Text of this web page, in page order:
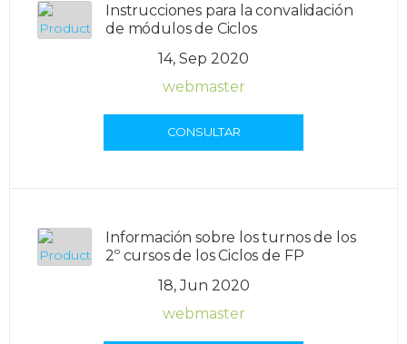
Instrucciones para la convalidación
de módulos de Ciclos
14, Sep 2020
webmaster
CONSULTAR
Información sobre los turnos de los
2º cursos de los Ciclos de FP
18, Jun 2020
webmaster